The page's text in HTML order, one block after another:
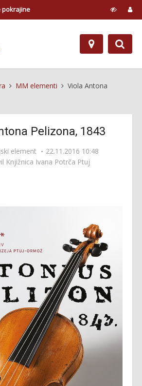
pokrajine
MM elementi
Viola Antona
Pelizona, 1843
element
22.11.2016 10:48
Knjižnica Ivana Potrča Ptuj